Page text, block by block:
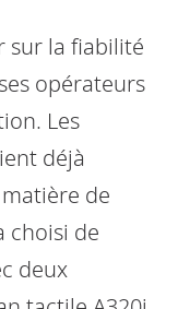
sur la fiabilité
opérateurs
Les
déjà
de
choisi de
deux